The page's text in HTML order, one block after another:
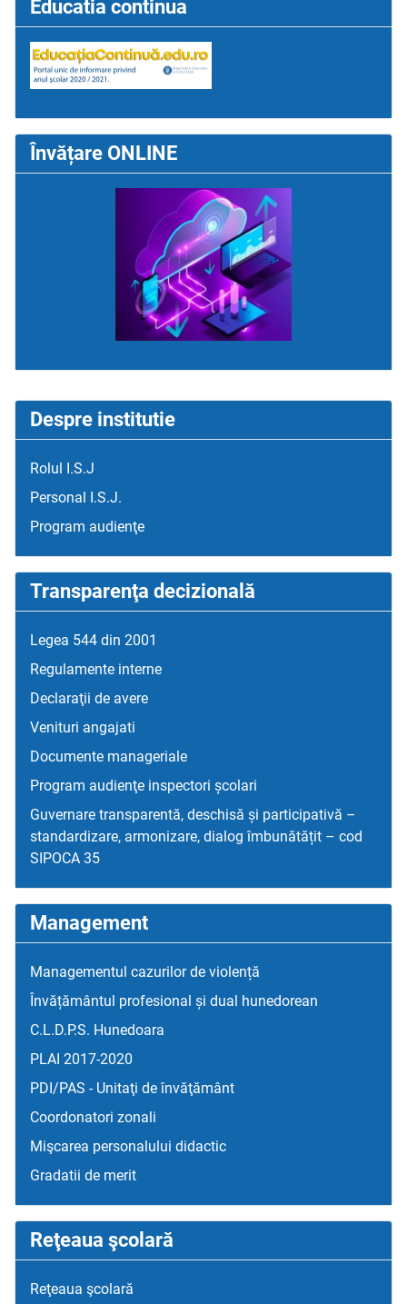
Despre institutie
Rolul I.S.J
Personal I.S.J.
Program audienţe
Transparenţa decizională
Legea 544 din 2001
Regulamente interne
Declaraţii de avere
Venituri angajati
Documente manageriale
Program audienţe inspectori școlari
Guvernare transparentă, deschisă și participativă –
standardizare, armonizare, dialog îmbunătățit – cod
SIPOCA 35
Management
Managementul cazurilor de violență
Învățământul profesional și dual hunedorean
C.L.D.P.S. Hunedoara
PLAI 2017-2020
PDI/PAS - Unitaţi de învăţământ
Coordonatori zonali
Mişcarea personalului didactic
Gradatii de merit
Reţeaua şcolară
Reţeaua şcolară
Educatia continua
Învățare ONLINE